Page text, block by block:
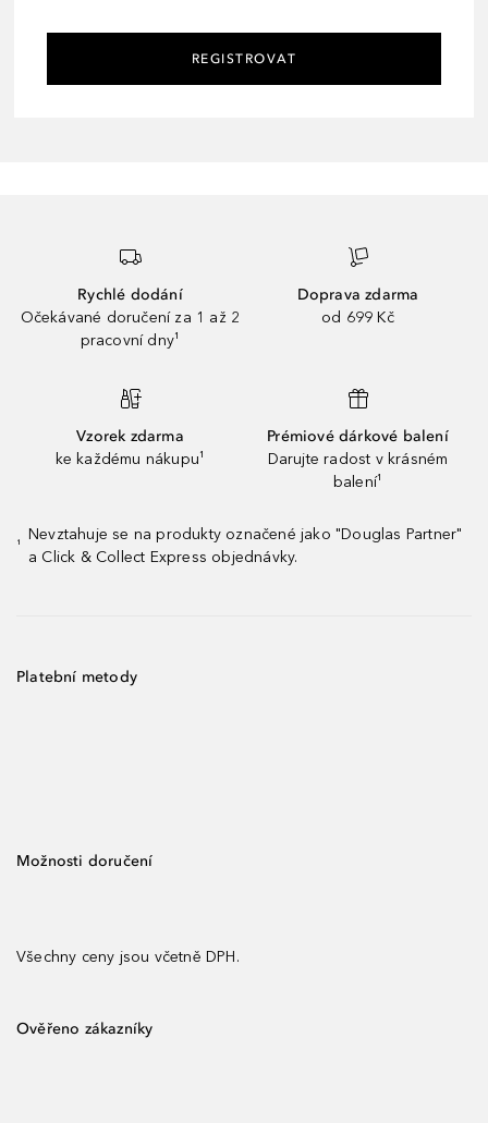
REGISTROVAT
Rychlé dodání
Očekávané doručení za 1 až 2
pracovní dny¹
Doprava zdarma
od 699 Kč
Vzorek zdarma
ke každému nákupu¹
Prémiové dárkové balení
Darujte radost v krásném
balení¹
¹
Nevztahuje se na produkty označené jako "Douglas Partner"
a Click & Collect Express objednávky.
Platební metody
Možnosti doručení
Všechny ceny jsou včetně DPH.
Ověřeno zákazníky